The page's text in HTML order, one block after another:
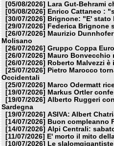
[05/08/2026]
Lara Gut-Behrami
[05/08/2026]
Enrico Cattaneo :
[30/07/2026]
Brignone: "E'
[29/07/2026]
Federica Brignone
[26/07/2026] Maurizio
Molisano
[26/07/2026] Gruppo Coppa
[26/07/2026] Mauro Bonvecchio
[26/07/2026]
Roberto Malvezzi
[25/07/2026]
Pietro Marocco
Occidentali
[25/07/2026] Marco Odermatt
[19/07/2026] Markus Ortler
[19/07/2026] Alberto Ruggeri
Sardegna
[19/07/2026] ASIVA: Albert
[14/07/2026]
Buon compleanno
[14/07/2026] Alpi Centrali:
[11/07/2026]
E' morto il mito
[10/07/2026]
Le